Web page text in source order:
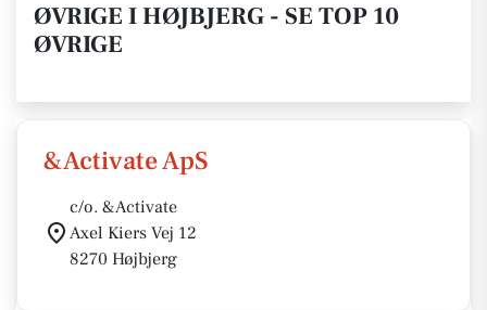
ØVRIGE I HØJBJERG - SE TOP 10
ØVRIGE
&Activate ApS
c/o. &Activate
Axel Kiers Vej 12
8270 Højbjerg